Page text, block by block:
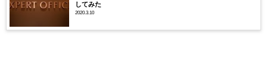
してみた
2020.3.10